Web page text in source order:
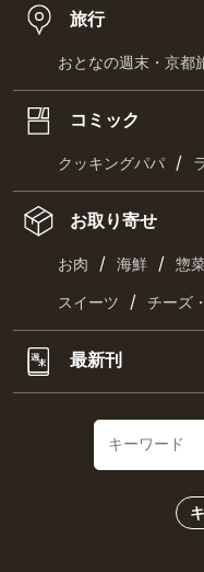
旅行
おとなの週末・京都
コミック
クッキングパパ /
お取り寄せ
お肉 / 海鮮 / 惣
スイーツ / チーズ
最新刊